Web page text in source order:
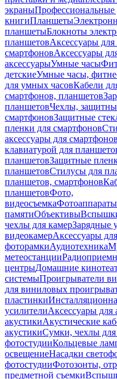
экраныПрофессиональные
книгиПланшеты
планшетыБлокноты
планшетовАксессуары
смартфоновАксессуары
аксессуарыУмные часы
детскиеУмные часы,
для умных часовКабели
смартфонов, планшетов
планшетовЧехлы,
смартфоновЗащитные
пленки для смартфонов
аксессуары для смартфонов
клавиатурой для
планшетовЗащитные
планшетовСтилусы для
планшетов, смартфонов
планшетовФото,
видеосъемкаФотоаппараты
памятиОбъективы
чехлы для камерЗарядные
видеокамерАксессуары
фоторамкиАудиотехника
метеостанции
центрыДомашние
системыПроигрыватели
для виниловых
пластинки
усилителиАксессуары для
акустикиАкустические
акустикиСумки, чехлы для
фотостудииКольцевые
освещениеНасадки
фотостудииФотозонты,
предметной съемки